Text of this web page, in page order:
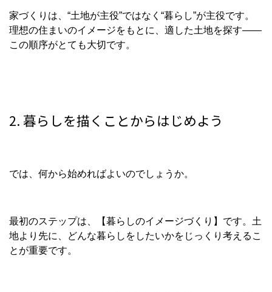
家づくりは、“土地が主役”ではなく“暮らし”が主役です。
理想の住まいのイメージをもとに、適した土地を探す――
この順序がとても大切です。
2. 暮らしを描くことからはじめよう
では、何から始めればよいのでしょうか。
最初のステップは、【暮らしのイメージづくり】です。土
地より先に、どんな暮らしをしたいかをじっくり考えるこ
とが重要です。